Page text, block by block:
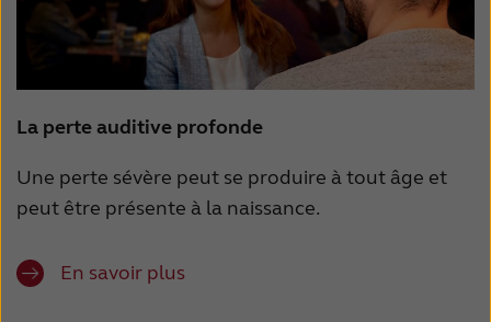
La perte auditive profonde
Une perte sévère peut se produire à tout âge et
peut être présente à la naissance.
En savoir plus